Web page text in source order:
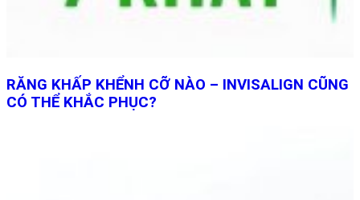
RĂNG KHẤP KHỂNH CỠ NÀO – INVISALIGN CŨNG
CÓ THỂ KHẮC PHỤC?